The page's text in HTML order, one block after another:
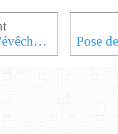
Incardination de l'évêché des Saints Pierre et Paul Congo RDC